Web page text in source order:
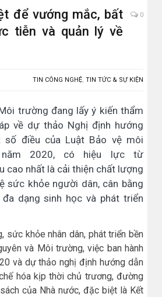
để vướng mắc, bất
tiễn và quản lý về
0
TIN CÔNG NGHỆ, TIN TỨC & SỰ KIỆN
trường đang lấy ý kiến thẩm
về dự thảo Nghị định hướng
số điều của Luật Bảo vệ môi
năm 2020, có hiệu lực từ
cao nhất là cải thiện chất lượng
sức khỏe người dân, cân bằng
dạng sinh học và phát triển
sức khỏe nhân dân, phát triển bền
và Môi trường, việc ban hành
và dự thảo nghị định hướng dẫn
hóa kịp thời chủ trương, đường
của Nhà nước, đặc biệt là Kết